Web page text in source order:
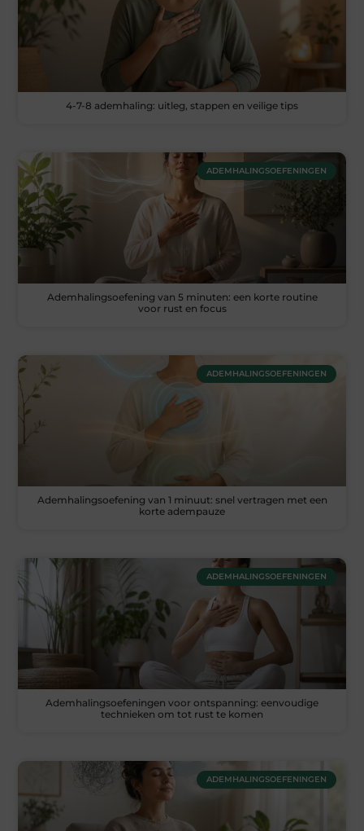
4-7-8 ademhaling: uitleg, stappen en veilige tips
ADEMHALINGSOEFENINGEN
Ademhalingsoefening van 5 minuten: een korte routine
voor rust en focus
ADEMHALINGSOEFENINGEN
Ademhalingsoefening van 1 minuut: snel vertragen met een
korte adempauze
ADEMHALINGSOEFENINGEN
Ademhalingsoefeningen voor ontspanning: eenvoudige
technieken om tot rust te komen
ADEMHALINGSOEFENINGEN